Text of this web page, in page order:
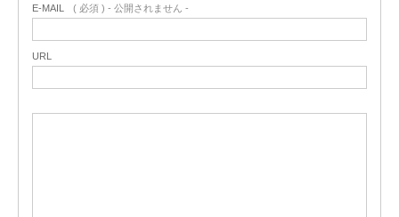
E-MAIL ( 必須 ) - 公開されません -
URL